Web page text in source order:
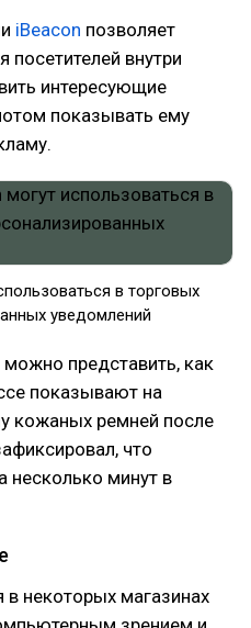
iBeacon позволяет
внутри
интересующие
показывать ему
в торговых
уведомлений
можно представить, как
показывают на
кожаных ремней после
что
несколько минут в
некоторых магазинах